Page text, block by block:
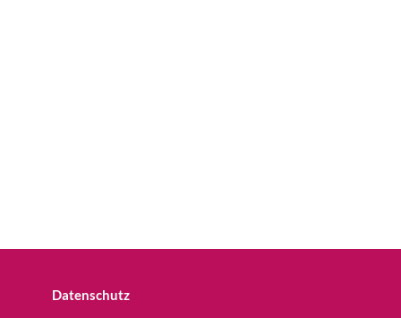
Datenschutz